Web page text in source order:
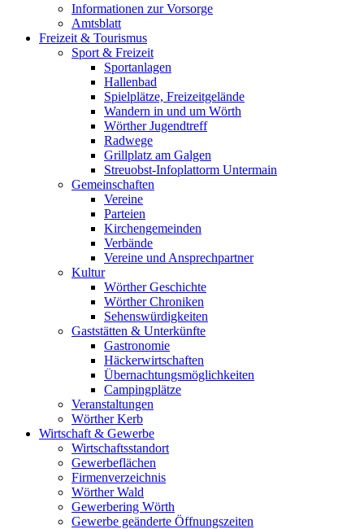
Informationen zur Vorsorge
Amtsblatt
Freizeit & Tourismus
Sport & Freizeit
Sportanlagen
Hallenbad
Spielplätze, Freizeitgelände
Wandern in und um Wörth
Wörther Jugendtreff
Radwege
Grillplatz am Galgen
Streuobst-Infoplattorm Untermain
Gemeinschaften
Vereine
Parteien
Kirchengemeinden
Verbände
Vereine und Ansprechpartner
Kultur
Wörther Geschichte
Wörther Chroniken
Sehenswürdigkeiten
Gaststätten & Unterkünfte
Gastronomie
Häckerwirtschaften
Übernachtungsmöglichkeiten
Campingplätze
Veranstaltungen
Wörther Kerb
Wirtschaft & Gewerbe
Wirtschaftsstandort
Gewerbeflächen
Firmenverzeichnis
Wörther Wald
Gewerbering Wörth
Gewerbe geänderte Öffnungszeiten